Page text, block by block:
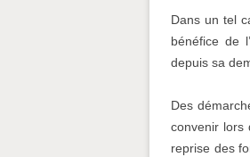
Dans un tel
bénéfice de
depuis sa
Des
convenir lors
reprise des